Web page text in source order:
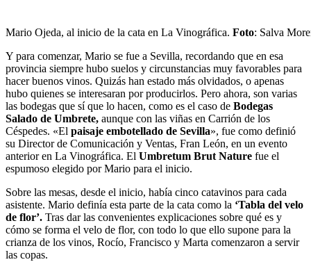
Mario Ojeda, al inicio de la cata en La Vinográfica. Foto: Salva
Y para comenzar, Mario se fue a Sevilla, recordando que en esa
provincia siempre hubo suelos y circunstancias muy favorables para
hacer buenos vinos. Quizás han estado más olvidados, o apenas
hubo quienes se interesaran por producirlos. Pero ahora, son varias
las bodegas que sí que lo hacen, como es el caso de Bodegas
Salado de Umbrete, aunque con las viñas en Carrión de los
Céspedes. «El paisaje embotellado de Sevilla», fue como definió
su Director de Comunicación y Ventas, Fran León, en un evento
anterior en La Vinográfica. El Umbretum Brut Nature fue el
espumoso elegido por Mario para el inicio.
Sobre las mesas, desde el inicio, había cinco catavinos para cada
asistente. Mario definía esta parte de la cata como la ‘Tabla del velo
de flor’. Tras dar las convenientes explicaciones sobre qué es y
cómo se forma el velo de flor, con todo lo que ello supone para la
crianza de los vinos, Rocío, Francisco y Marta comenzaron a servir
las copas.